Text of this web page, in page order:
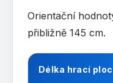
Orientační
přibližně 145 cm.
Délka hrací